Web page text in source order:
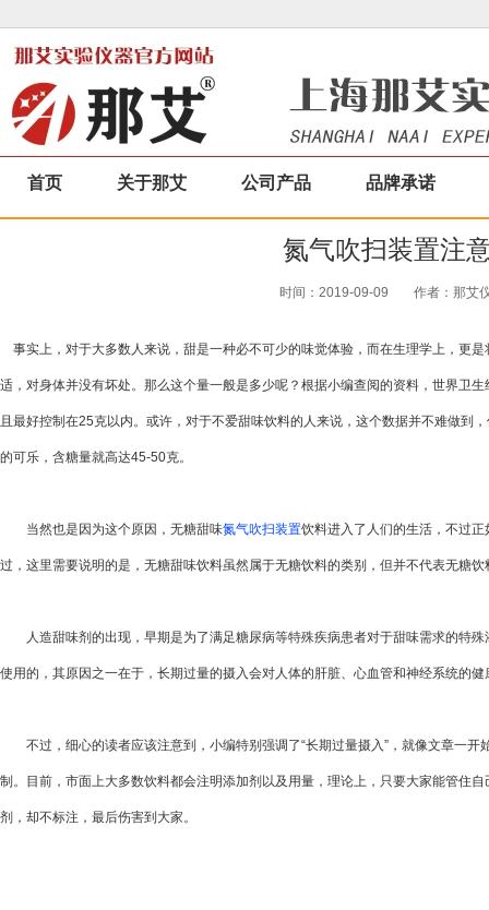
首页 关于那艾 公司产品 品牌承诺
氮气吹扫装置注
时间：2019-09-09 作者：那艾
事实上，对于大多数人来说，甜是一种必不可少的味觉体验，而在生理学上，更
适，对身体并没有坏处。那么这个量一般是多少呢？根据小编查阅的资料，世界卫
且最好控制在25克以内。或许，对于不爱甜味饮料的人来说，这个数据并不难做到
的可乐，含糖量就高达45-50克。
当然也是因为这个原因，无糖甜味氮气吹扫装置饮料进入了人们的生活，不过
过，这里需要说明的是，无糖甜味饮料虽然属于无糖饮料的类别，但并不代表无糖
人造甜味剂的出现，早期是为了满足糖尿病等特殊疾病患者对于甜味需求的特殊
使用的，其原因之一在于，长期过量的摄入会对人体的肝脏、心血管和神经系统的健
不过，细心的读者应该注意到，小编特别强调了“长期过量摄入”，就像文章一开
制。目前，市面上大多数饮料都会注明添加剂以及用量，理论上，只要大家能管住
剂，却不标注，最后伤害到大家。